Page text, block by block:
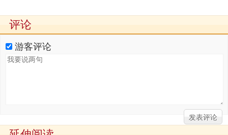
评论
游客评论